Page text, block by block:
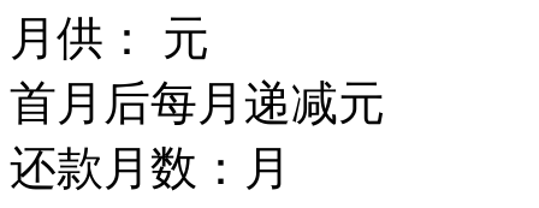
月供：
元
首月后每月递减元
还款月数： 月